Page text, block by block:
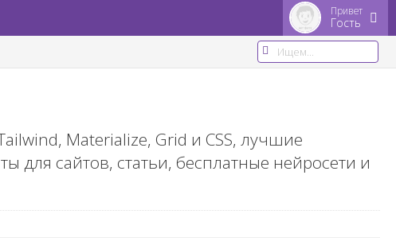
Привет
Гость
Materialize, Grid и CSS, лучшие
для сайтов, статьи, бесплатные нейросети и